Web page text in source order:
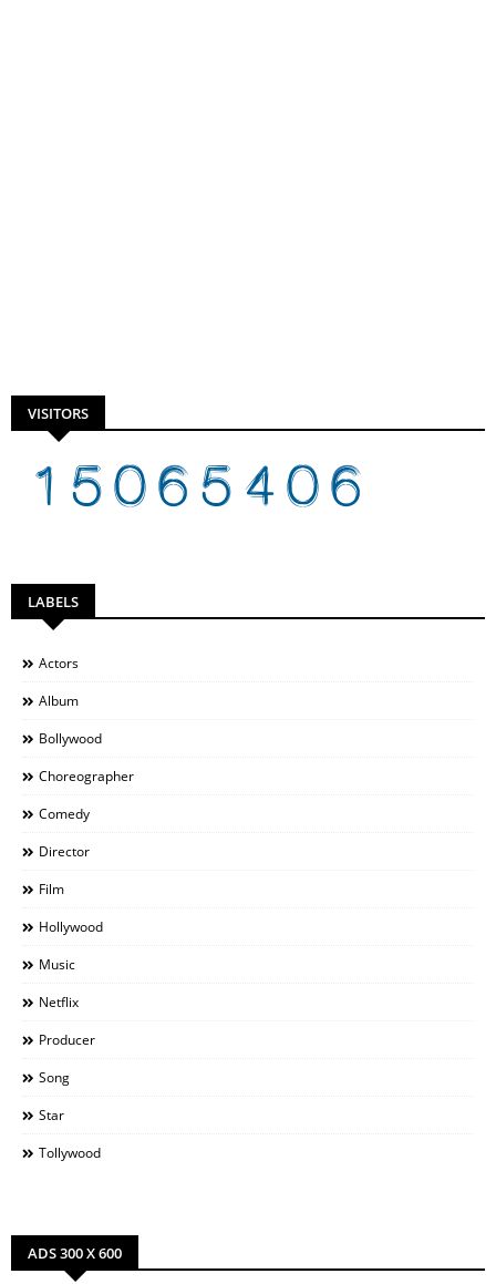
VISITORS
LABELS
Actors
Album
Bollywood
Choreographer
Comedy
Director
Film
Hollywood
Music
Netflix
Producer
Song
Star
Tollywood
ADS 300 X 600